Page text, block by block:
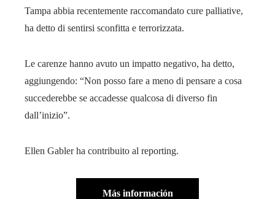
Tampa abbia recentemente raccomandato cure palliative,
ha detto di sentirsi sconfitta e terrorizzata.
Le carenze hanno avuto un impatto negativo, ha detto,
aggiungendo: “Non posso fare a meno di pensare a cosa
succederebbe se accadesse qualcosa di diverso fin
dall’inizio”.
Ellen Gabler ha contribuito al reporting.
Más información